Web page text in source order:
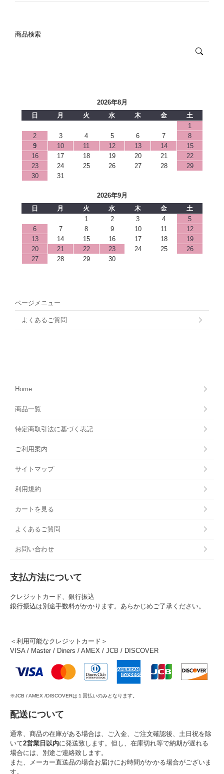
商品検索
2026年8月
日
月 火 水 木 金
土
1
2
3 4 5 6 7
8
9
10 11 12 13 14
15
16
17 18 19 20 21
22
23
24 25 26 27 28
29
30
31
2026年9月
日
月 火 水 木 金
土
1
2 3 4
5
6
7 8 9 10 11
12
13
14 15 16 17 18
19
20
21 22 23 24 25
26
27
28 29 30
ページメニュー
よくあるご質問
Home
商品一覧
特定商取引法に基づく表記
ご利用案内
サイトマップ
利用規約
カートを見る
よくあるご質問
お問い合わせ
支払方法について
クレジットカード、銀行振込
銀行振込は別途手数料がかかります。あらかじめご了承ください。
＜利用可能なクレジットカード＞
VISA / Master / Diners / AMEX / JCB / DISCOVER
※JCB / AMEX /DISCOVERは１回払いのみとなります。
配送について
通常、商品の在庫がある場合は、ご入金、ご注文確認後、土日祝を除
いて2営業日以内に発送致します。但し、在庫切れ等で納期が遅れる
場合には、別途ご連絡致します。
また、メーカー直送品の場合お届けにお時間がかかる場合がございま
す。